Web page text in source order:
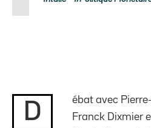
D
ébat avec
Franck Dixmier